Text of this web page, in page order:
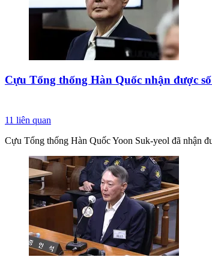
Cựu Tổng thống Hàn Quốc nhận được
11 liên quan
Cựu Tổng thống Hàn Quốc Yoon Suk-yeol đã nhận